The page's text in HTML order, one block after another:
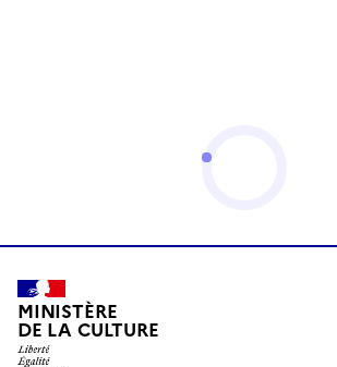
MINISTÈRE
DE LA CULTURE